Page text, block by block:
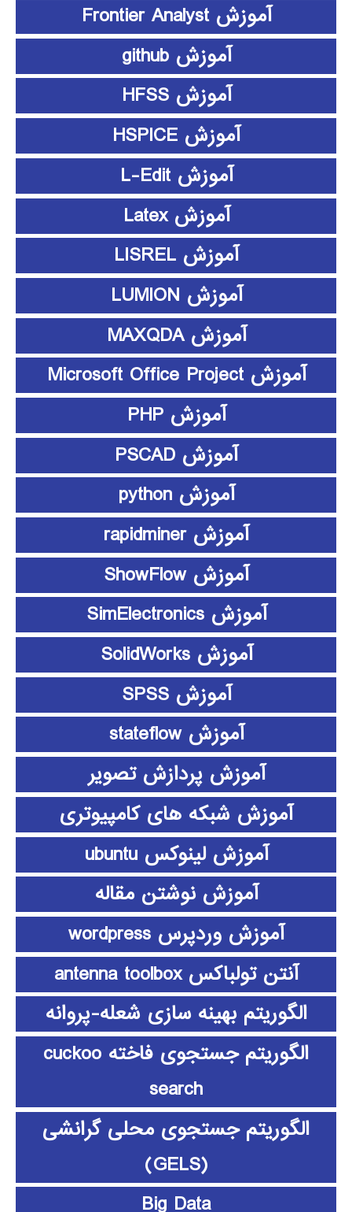
آموزش Frontier Analyst
آموزش github
آموزش HFSS
آموزش HSPICE
آموزش L-Edit
آموزش Latex
آموزش LISREL
آموزش LUMION
آموزش MAXQDA
آموزش Microsoft Office Project
آموزش PHP
آموزش PSCAD
آموزش python
آموزش rapidminer
آموزش ShowFlow
آموزش SimElectronics
آموزش SolidWorks
آموزش SPSS
آموزش stateflow
آموزش پردازش تصویر
آموزش شبکه های کامپیوتری
آموزش لینوکس ubuntu
آموزش نوشتن مقاله
آموزش وردپرس wordpress
آنتن تولباکس antenna toolbox
الگوریتم بهینه سازی شعله-پروانه
الگوریتم جستجوی فاخته cuckoo
search
الگوریتم جستجوی محلی گرانشی
(GELS)
Big Data